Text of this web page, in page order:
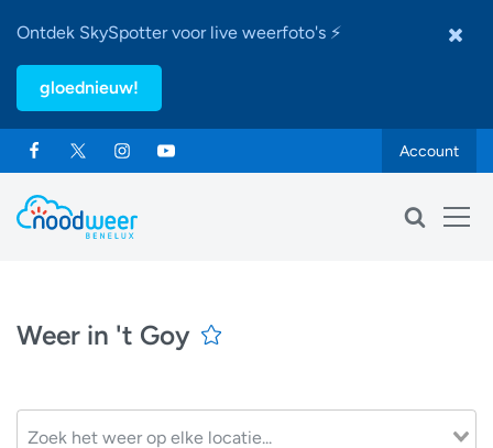
Ontdek SkySpotter voor live weerfoto's ⚡
gloednieuw!
Account
Weer in 't Goy